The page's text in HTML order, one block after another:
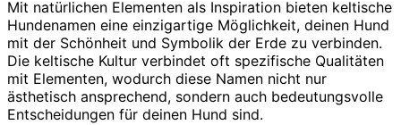
Mit natürlichen Elementen als Inspiration bieten keltische
Hundenamen eine einzigartige Möglichkeit, deinen Hund
mit der Schönheit und Symbolik der Erde zu verbinden.
Die keltische Kultur verbindet oft spezifische Qualitäten
mit Elementen, wodurch diese Namen nicht nur
ästhetisch ansprechend, sondern auch bedeutungsvolle
Entscheidungen für deinen Hund sind.